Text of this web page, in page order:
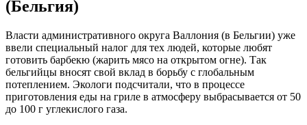
(Бельгия)
Власти административного округа Валлония (в Бельгии) уже
ввели специальный налог для тех людей, которые любят
готовить барбекю (жарить мясо на открытом огне). Так
бельгийцы вносят свой вклад в борьбу с глобальным
потеплением. Экологи подсчитали, что в процессе
приготовления еды на гриле в атмосферу выбрасывается от 50
до 100 г углекислого газа.